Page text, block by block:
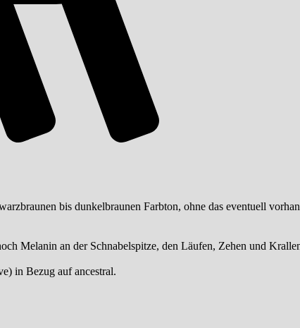
bis dunkelbraunen Farbton, ohne das eventuell
Melanin an der Schnabelspitze, den Läufen, Zehen und
in Bezug auf ancestral.